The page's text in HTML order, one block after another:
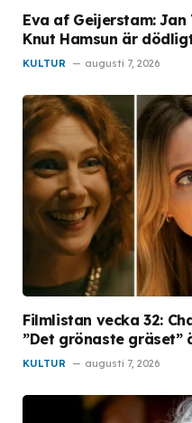
Eva af Geijerstam:
Knut Hamsun är
KULTUR augusti 7, 2026
Filmlistan vecka 32:
”Det grönaste gräset”
KULTUR augusti 7, 2026